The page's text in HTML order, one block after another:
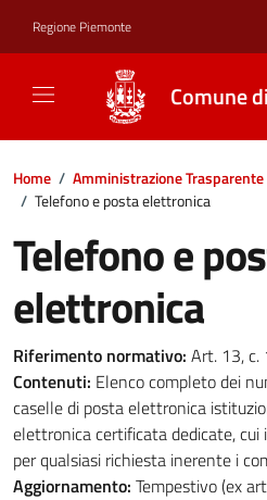
Regione Piemonte
Comune
Home / Amministrazione Trasparente
/ Telefono e posta elettronica
Telefono e
elettronica
Riferimento normativo: Art. 13, c.
Contenuti: Elenco completo dei
caselle di posta elettronica
elettronica certificata dedicate,
per qualsiasi richiesta inerente i
Aggiornamento: Tempestivo (ex